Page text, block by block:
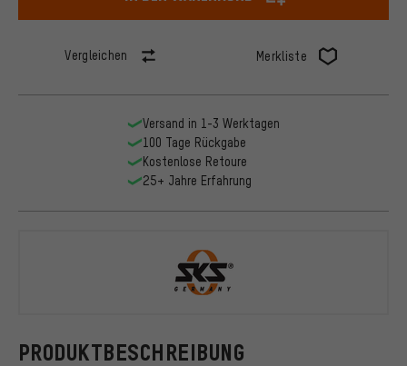
Vergleichen Merkliste
PRODUKTBESCHREIBUNG
Versand in 1-3 Werktagen
100 Tage Rückgabe
Kostenlose Retoure
25+ Jahre Erfahrung